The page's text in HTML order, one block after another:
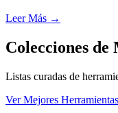
Leer Más →
Colecciones
Listas curadas de
Ver Mejores Herramientas